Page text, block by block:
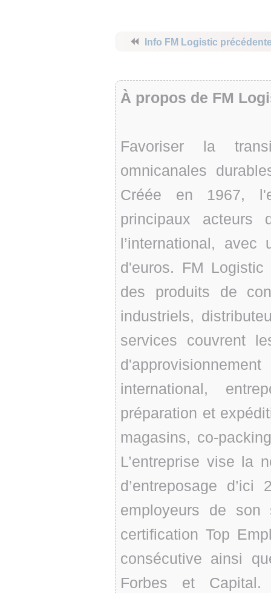
⏪ Info FM Logistic
À propos de FM
Favoriser la
omnicanales
Créée en 1967,
principaux
l’international,
d'euros. FM
des produits de
industriels,
services couvrent
international,
préparation et
magasins, co-
L’entreprise vise la
d’entreposage
employeurs de son
certification Top
consécutive ainsi
Forbes et